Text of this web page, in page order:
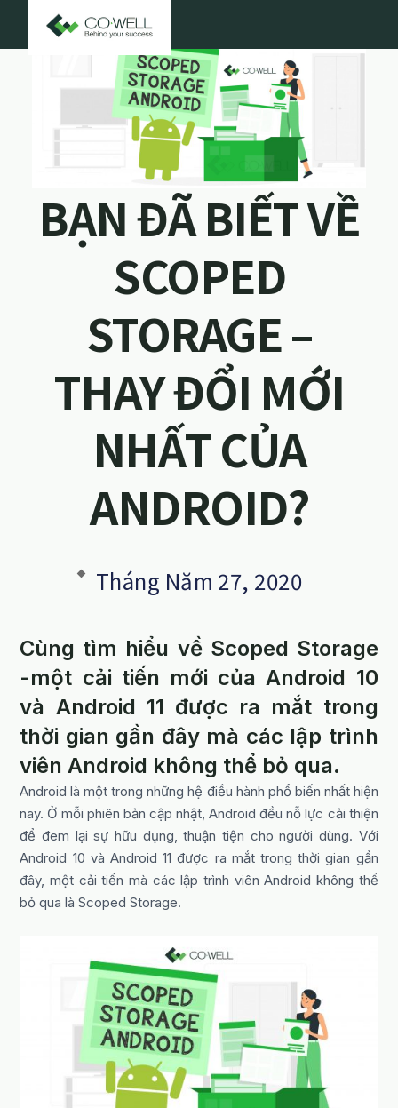
BẠN ĐÃ BIẾT VỀ
SCOPED
STORAGE –
THAY ĐỔI MỚI
NHẤT CỦA
ANDROID?
Tháng Năm 27, 2020
Cùng tìm hiểu về Scoped Storage
-một cải tiến mới của Android 10
và Android 11 được ra mắt trong
thời gian gần đây mà các lập trình
viên Android không thể bỏ qua.
Android là một trong những hệ điều hành phổ biến nhất hiện
nay. Ở mỗi phiên bản cập nhật, Android đều nỗ lực cải thiện
để đem lại sự hữu dụng, thuận tiện cho người dùng. Với
Android 10 và Android 11 được ra mắt trong thời gian gần
đây, một cải tiến mà các lập trình viên Android không thể
bỏ qua là Scoped Storage.